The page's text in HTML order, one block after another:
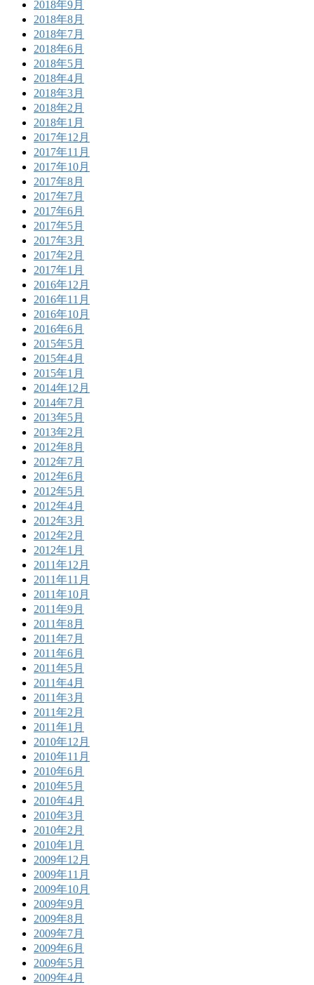
2018年9月
2018年8月
2018年7月
2018年6月
2018年5月
2018年4月
2018年3月
2018年2月
2018年1月
2017年12月
2017年11月
2017年10月
2017年8月
2017年7月
2017年6月
2017年5月
2017年3月
2017年2月
2017年1月
2016年12月
2016年11月
2016年10月
2016年6月
2015年5月
2015年4月
2015年1月
2014年12月
2014年7月
2013年5月
2013年2月
2012年8月
2012年7月
2012年6月
2012年5月
2012年4月
2012年3月
2012年2月
2012年1月
2011年12月
2011年11月
2011年10月
2011年9月
2011年8月
2011年7月
2011年6月
2011年5月
2011年4月
2011年3月
2011年2月
2011年1月
2010年12月
2010年11月
2010年6月
2010年5月
2010年4月
2010年3月
2010年2月
2010年1月
2009年12月
2009年11月
2009年10月
2009年9月
2009年8月
2009年7月
2009年6月
2009年5月
2009年4月